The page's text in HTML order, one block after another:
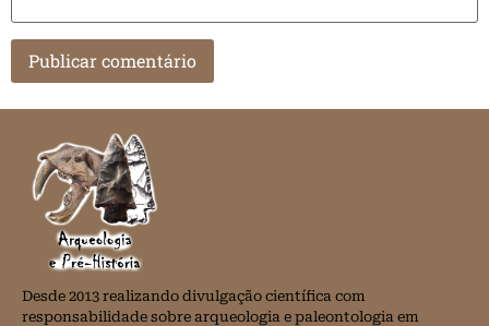
Desde 2013 realizando divulgação científica com
responsabilidade sobre arqueologia e paleontologia em